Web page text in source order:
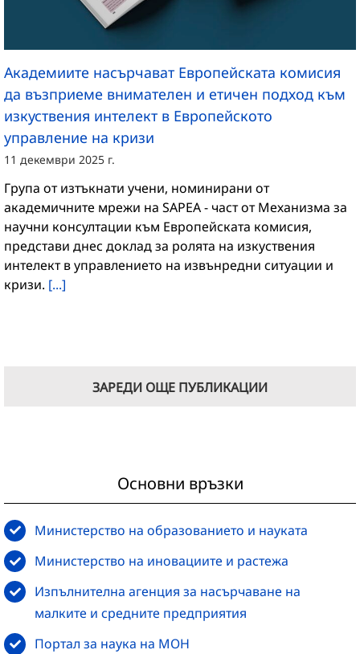
Академиите насърчават Европейската комисия
да възприеме внимателен и етичен подход към
изкуствения интелект в Европейското
управление на кризи
11 декември 2025 г.
Група от изтъкнати учени, номинирани от
академичните мрежи на SAPEA - част от Механизма за
научни консултации към Европейската комисия,
представи днес доклад за ролята на изкуствения
интелект в управлението на извънредни ситуации и
кризи. [...]
ЗАРЕДИ ОЩЕ ПУБЛИКАЦИИ
Основни връзки
Министерство на образованието и науката
Министерство на иновациите и растежа
Изпълнителна агенция за насърчаване на
малките и средните предприятия
Портал за наука на МОН